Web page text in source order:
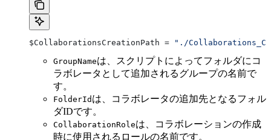
$CollaborationsCreationPath = "./
GroupNameは、スクリプトによってフォルダにコ
ラボレータとして追加されるグループの名前で
す。
FolderId は、コラボレータの追加先となるフォル
ダIDです。
CollaborationRoleは、コラボレーションの作成
時に使用されるロールの名前です。